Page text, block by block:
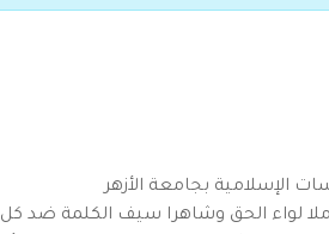
الإسلامية بجامعة الأزهر
لواء الحق وشاهرا سيف الكلمة